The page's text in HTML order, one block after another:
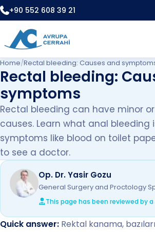
+90 552 608 39 21
Home/Rectal bleeding: Causes and
Rectal bleeding:
symptoms
Rectal bleeding can have minor
causes. Learn what anal bleeding
symptoms like blood on toilet
to see a doctor.
Op. Dr. Yasir Gozu
General Surgery and Proctology
This page has been reviewed by
Quick answer: Rektal kanama,